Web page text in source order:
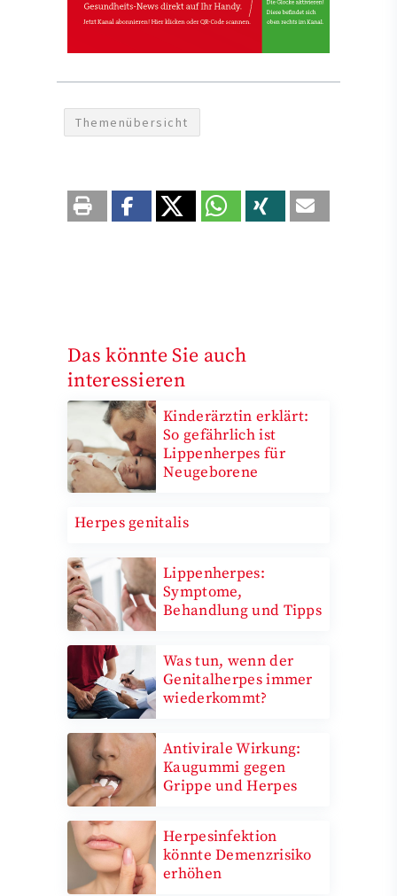
Themenübersicht
Das könnte Sie auch
interessieren
Kinderärztin erklärt:
So gefährlich ist
Lippenherpes für
Neugeborene
Herpes genitalis
Lippenherpes:
Symptome,
Behandlung und Tipps
Was tun, wenn der
Genitalherpes immer
wiederkommt?
Antivirale Wirkung:
Kaugummi gegen
Grippe und Herpes
Herpesinfektion
könnte Demenzrisiko
erhöhen